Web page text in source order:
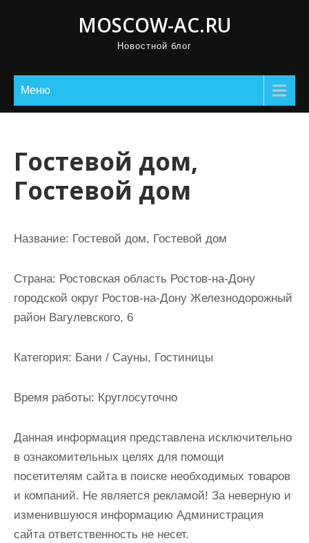
MOSCOW-AC.RU
Новостной блог
Меню
Гостевой дом,
Гостевой дом
Название: Гостевой дом, Гостевой дом
Страна: Ростовская область Ростов-на-Дону
городской округ Ростов-на-Дону Железнодорожный
район Вагулевского, 6
Категория: Бани / Сауны, Гостиницы
Время работы: Круглосуточно
Данная информация представлена исключительно
в ознакомительных целях для помощи
посетителям сайта в поиске необходимых товаров
и компаний. Не является рекламой! За неверную и
изменившуюся информацию Администрация
сайта ответственность не несет.